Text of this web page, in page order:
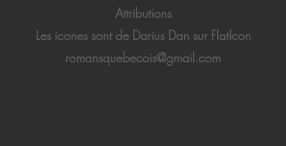
Attributions
Les icones sont de Darius Dan sur FlatIcon
romansquebecois@gmail.com